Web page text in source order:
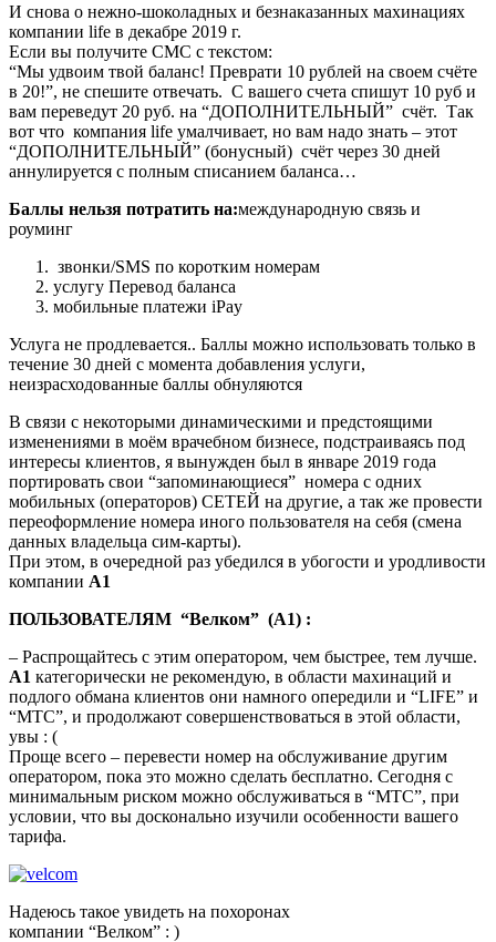
И снова о нежно-шоколадных и безнаказанных махинациях
компании life в декабре 2019 г.
Если вы получите СМС с текстом:
“Мы удвоим твой баланс! Преврати 10 рублей на своем счёте
в 20!”, не спешите отвечать. С вашего счета спишут 10 руб и
вам переведут 20 руб. на “ДОПОЛНИТЕЛЬНЫЙ” счёт. Так
вот что компания life умалчивает, но вам надо знать – этот
“ДОПОЛНИТЕЛЬНЫЙ” (бонусный) счёт через 30 дней
аннулируется с полным списанием баланса…
Баллы нельзя потратить на:международную связь и
роуминг
звонки/SMS по коротким номерам
услугу Перевод баланса
мобильные платежи iPay
Услуга не продлевается.. Баллы можно использовать только в
течение 30 дней с момента добавления услуги,
неизрасходованные баллы обнуляются
В связи с некоторыми динамическими и предстоящими
изменениями в моём врачебном бизнесе, подстраиваясь под
интересы клиентов, я вынужден был в январе 2019 года
портировать свои “запоминающиеся” номера с одних
мобильных (операторов) СЕТЕЙ на другие, а так же провести
переоформление номера иного пользователя на себя (смена
данных владельца сим-карты).
При этом, в очередной раз убедился в убогости и уродливости
компании А1
ПОЛЬЗОВАТЕЛЯМ “Велком” (А1) :
– Распрощайтесь с этим оператором, чем быстрее, тем лучше.
А1 категорически не рекомендую, в области махинаций и
подлого обмана клиентов они намного опередили и “LIFE” и
“МТС”, и продолжают совершенствоваться в этой области,
увы : (
Проще всего – перевести номер на обслуживание другим
оператором, пока это можно сделать бесплатно. Сегодня с
минимальным риском можно обслуживаться в “МТС”, при
условии, что вы досконально изучили особенности вашего
тарифа.
Надеюсь такое увидеть на похоронах
компании “Велком” : )